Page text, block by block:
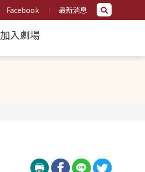
Facebook 最新消息
加入劇場